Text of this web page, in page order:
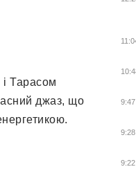
Тарасом
джаз, що
9:47
9:28
9:22